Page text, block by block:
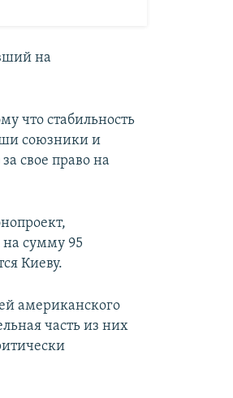
на
что стабильность
союзники и
свое право на
сумму 95
Киеву.
американского
часть из них